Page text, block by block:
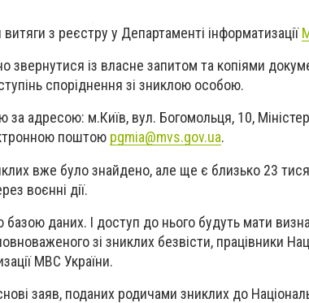
з реєстру у Департаменті інформатизації
звернутися із власне запитом та копіями
споріднення зі зниклою особою.
за адресою: м.Київ, вул. Богомольця, 10,
поштою pgmia@mvs.gov.ua.
вже було знайдено, але ще є близько 23
воєнні дії.
даних. І доступ до нього будуть мати
зі зниклих безвісти, працівники
МВС України.
заяв, поданих родичами зниклих до